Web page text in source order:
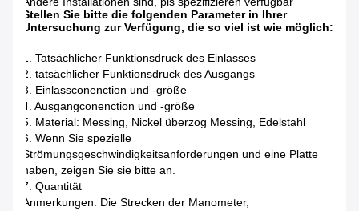
Stellen Sie bitte die folgenden Parameter in Ihrer
Untersuchung zur Verfügung, die so viel ist wie möglich:
1. Tatsächlicher Funktionsdruck des Einlasses
2. tatsächlicher Funktionsdruck des Ausgangs
3. Einlassconenction und -größe
4. Ausgangconenction und -größe
5. Material: Messing, Nickel überzog Messing, Edelstahl
6. Wenn Sie spezielle
Strömungsgeschwindigkeitsanforderungen und eine Platte
haben, zeigen Sie sie bitte an.
7. Quantität
Anmerkungen: Die Strecken der Manometer,